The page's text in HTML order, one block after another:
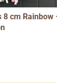
8 cm Rainbow